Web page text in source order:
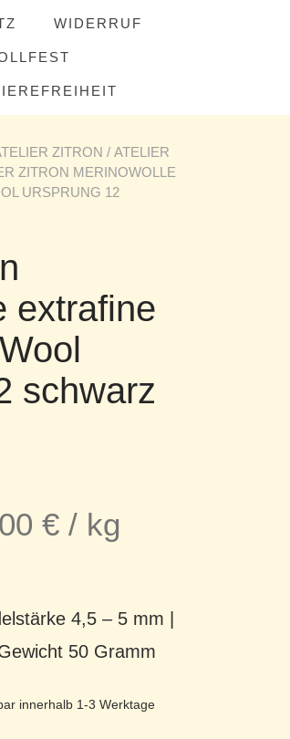
WIDERRUF
ZITRON / ATELIER
ZITRON MERINOWOLLE
URSPRUNG 12
extrafine
schwarz
€ / kg
4,5 – 5 mm |
50 Gramm
innerhalb 1-3 Werktage
Tasmanian Wool Ursprung 12